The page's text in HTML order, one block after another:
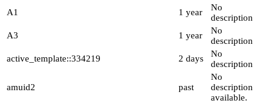
A1
1 year
No
description
A3
1 year
No
description
active_template::334219
2 days
No
description
amuid2 past
No
description
available.